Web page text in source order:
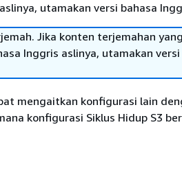
utamakan versi bahasa
Jika konten terjemahan yang
Inggris aslinya, utamakan versi
mengaitkan konfigurasi lain
konfigurasi Siklus Hidup S3